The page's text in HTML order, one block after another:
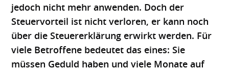
jedoch nicht mehr anwenden. Doch der
Steuervorteil ist nicht verloren, er kann noch
über die Steuererklärung erwirkt werden. Für
viele Betroffene bedeutet das eines: Sie
müssen Geduld haben und viele Monate auf